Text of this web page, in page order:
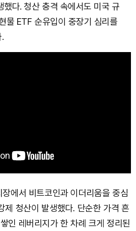
했다. 청산 충격 속에서도 미국 규
물 ETF 순유입이 중장기 심리를
에서 비트코인과 이더리움을 중심
제 청산이 발생했다. 단순한 가격 흔
인 레버리지가 한 차례 크게 정리된